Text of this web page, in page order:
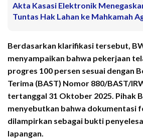
Akta Kasasi Elektronik
Tuntas Hak Lahan ke Mahkamah
Berdasarkan klarifikasi tersebut,
menyampaikan bahwa pekerjaan
progres 100 persen sesuai dengan
Terima (BAST) Nomor 880/BAST/
tertanggal 31 Oktober 2025. Pihak
menyebutkan bahwa dokumentasi
dilampirkan sebagai bukti
lapangan.